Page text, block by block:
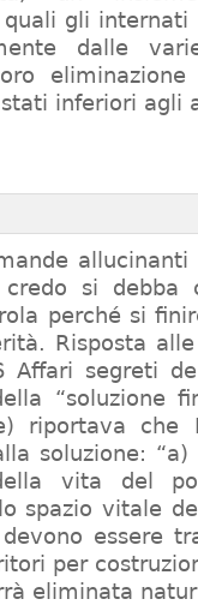
gli
dalle
eliminazione
inferiori agli
credo si debba
perché si
Risposta
Affari segreti
“soluzione
riportava che
soluzione:
vita del
spazio vitale
essere
per
eliminata